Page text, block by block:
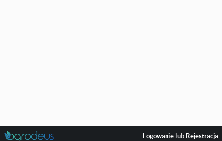
Logowanie lub Rejestracja